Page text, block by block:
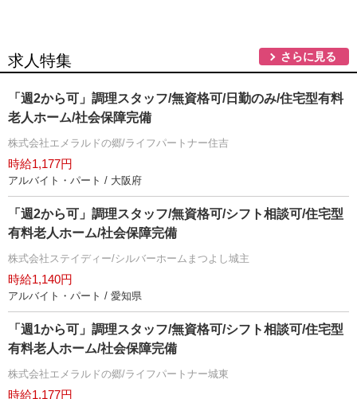
求人特集 さらに見る
「週2から可」調理スタッフ/無資格可/日勤のみ/住宅型有料
老人ホーム/社会保障完備
株式会社エメラルドの郷/ライフパートナー住吉
時給1,177円
アルバイト・パート / 大阪府
「週2から可」調理スタッフ/無資格可/シフト相談可/住宅型
有料老人ホーム/社会保障完備
株式会社ステイディー/シルバーホームまつよし城主
時給1,140円
アルバイト・パート / 愛知県
「週1から可」調理スタッフ/無資格可/シフト相談可/住宅型
有料老人ホーム/社会保障完備
株式会社エメラルドの郷/ライフパートナー城東
時給1,177円